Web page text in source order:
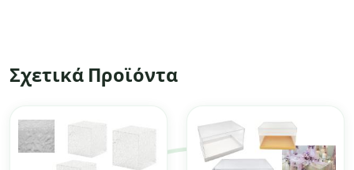
Σχετικά Προϊόντα